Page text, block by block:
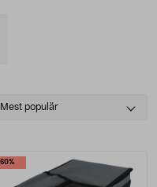
Mest populär